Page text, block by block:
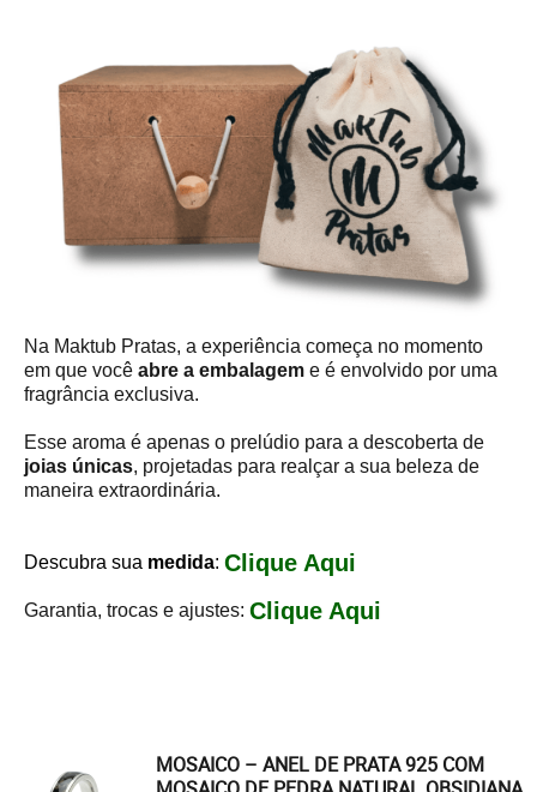
Na Maktub Pratas, a experiência começa no momento
em que você abre a embalagem e é envolvido por uma
fragrância exclusiva.
Esse aroma é apenas o prelúdio para a descoberta de
joias únicas, projetadas para realçar a sua beleza de
maneira extraordinária.
Descubra sua medida: Clique Aqui
Garantia, trocas e ajustes: Clique Aqui
MOSAICO – ANEL DE PRATA 925 COM